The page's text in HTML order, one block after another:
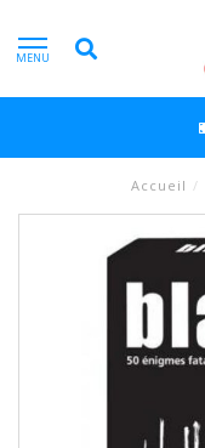
MENU
Accueil /